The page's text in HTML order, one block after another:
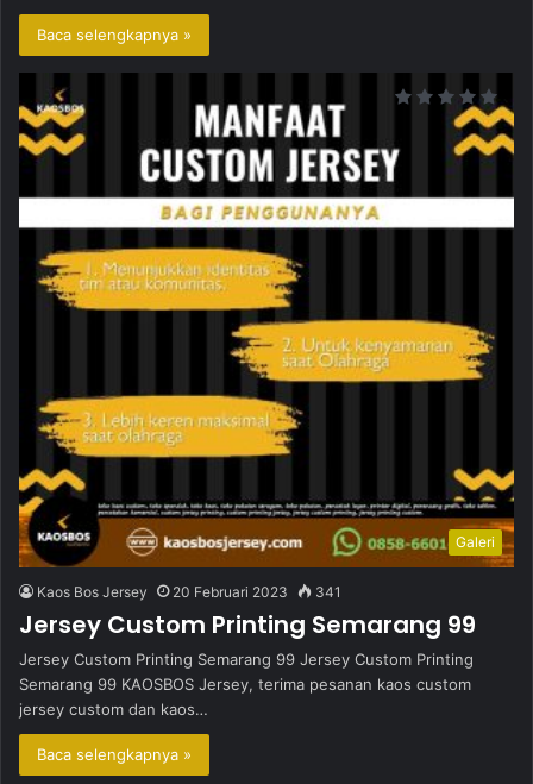
Baca selengkapnya »
Galeri
Kaos Bos Jersey 20 Februari 2023 341
Jersey Custom Printing Semarang 99
Jersey Custom Printing Semarang 99 Jersey Custom Printing
Semarang 99 KAOSBOS Jersey, terima pesanan kaos custom
jersey custom dan kaos…
Baca selengkapnya »